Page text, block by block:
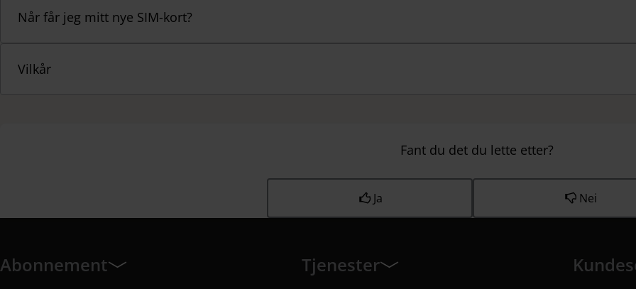
Når får jeg mitt nye SIM-kort?
Vilkår
Fant du det du lette etter?
Ja Nei
Abonnement Tjenester